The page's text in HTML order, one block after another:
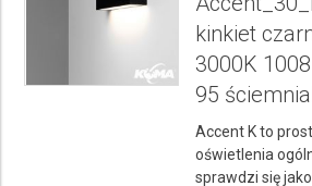
kinkiet
3000K
95
Accent K to
oświetlenia
sprawdzi się